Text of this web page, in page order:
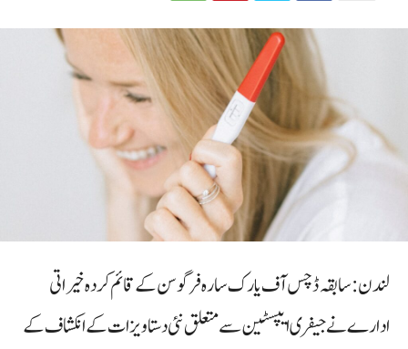
لندن: سابقہ ڈچس آف یارک سارہ فرگوسن کے قائم کردہ خیراتی
ادارے نے جیفری ایپسٹین سے متعلق نئی دستاویزات کے انکشاف کے